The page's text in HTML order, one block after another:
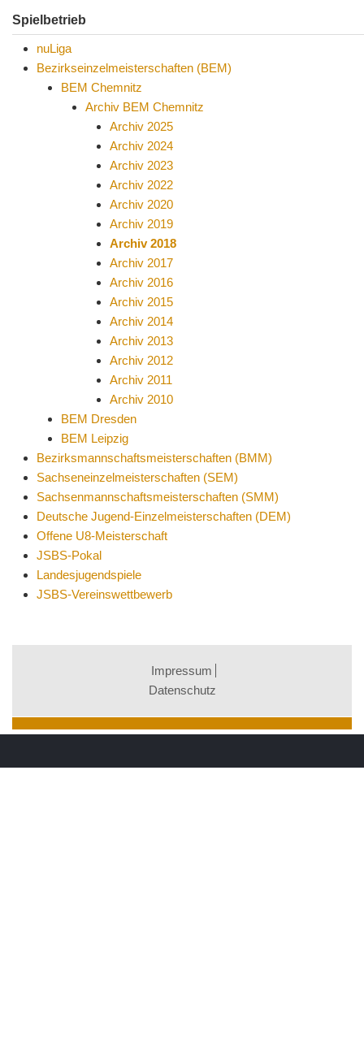
Spielbetrieb
nuLiga
Bezirkseinzelmeisterschaften (BEM)
BEM Chemnitz
Archiv BEM Chemnitz
Archiv 2025
Archiv 2024
Archiv 2023
Archiv 2022
Archiv 2020
Archiv 2019
Archiv 2018
Archiv 2017
Archiv 2016
Archiv 2015
Archiv 2014
Archiv 2013
Archiv 2012
Archiv 2011
Archiv 2010
BEM Dresden
BEM Leipzig
Bezirksmannschaftsmeisterschaften (BMM)
Sachseneinzelmeisterschaften (SEM)
Sachsenmannschaftsmeisterschaften (SMM)
Deutsche Jugend-Einzelmeisterschaften (DEM)
Offene U8-Meisterschaft
JSBS-Pokal
Landesjugendspiele
JSBS-Vereinswettbewerb
Impressum
Datenschutz